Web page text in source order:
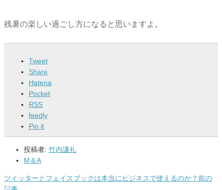
残暑の楽しい過ごし方になると思いますよ。
Tweet
Share
Hatena
Pocket
RSS
feedly
Pin it
投稿者: 竹内謙礼
M＆A
ツイッターとフェイスブックは本当にビジネスで使えるのか？前の